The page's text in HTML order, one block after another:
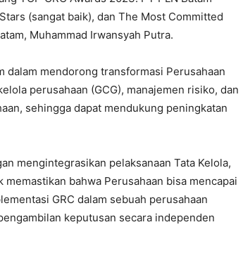
(sangat baik), dan The Most Committed
Muhammad Irwansyah Putra.
dalam mendorong transformasi Perusahaan
perusahaan (GCG), manajemen risiko, dan
sehingga dapat mendukung peningkatan
mengintegrasikan pelaksanaan Tata Kelola,
bahwa Perusahaan bisa mencapai
GRC dalam sebuah perusahaan
keputusan secara independen